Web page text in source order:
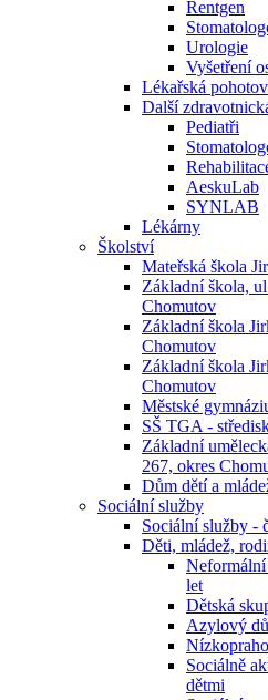
Rentgen
Urologie
Vyšetření
Lékařská
Další
Pediatři
AeskuLab
SYNLAB
Lékárny
Školství
Mateřská škola
Základní škola,
Chomutov
Základní škola
Chomutov
Základní škola
Chomutov
Městské
SŠ TGA -
Základní
267, okres
Dům dětí a
Sociální služby
Sociální služby -
Děti, mládež,
Neformální
let
Dětská
Azylový
Sociálně
dětmi